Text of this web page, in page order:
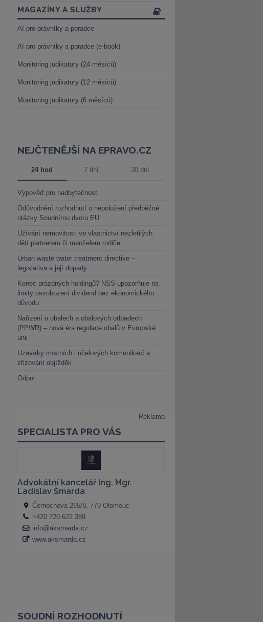
MAGAZÍNY A SLUŽBY
AI pro právníky a poradce
AI pro právníky a poradce (e-book)
Monitoring judikatury (24 měsíců)
Monitoring judikatury (12 měsíců)
Monitoring judikatury (6 měsíců)
NEJČTENĚJŠÍ NA EPRAVO.CZ
24 hod 7 dní 30 dní
Výpověď pro nadbytečnost
Odůvodnění rozhodnutí o nepoložení předběžné
otázky Soudnímu dvoru EU
Užívání nemovitosti ve vlastnictví nezletilých
dětí partnerem či manželem rodiče
Urban waste water treatment directive –
legislativa a její dopady
Konec prázdných holdingů? NSS upozorňuje na
limity osvobození dividend bez ekonomického
důvodu
Nařízení o obalech a obalových odpadech
(PPWR) – nová éra regulace obalů v Evropské
unii
Uzavírky místních i účelových komunikací a
zřizování objížděk
Odpor
SOUDNÍ ROZHODNUTÍ